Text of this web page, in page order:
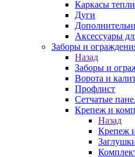
Каркасы
Дуги
Аксессуары
Заборы и
Назад
Заборы и
Ворота и
Профлист
Сетчатые
Крепеж и
Назад
Крепеж